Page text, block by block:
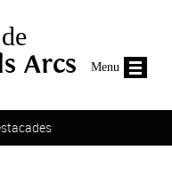
Arcs Menu